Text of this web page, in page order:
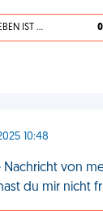
ICH STIMME ZU, DEIN LEBEN IST SCHEISSE 0
10:48
Nachricht von
du mir nicht